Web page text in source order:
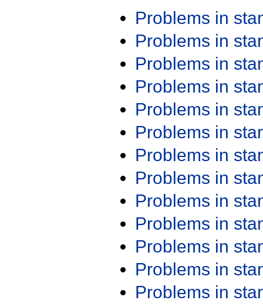
Problems in
Problems in
Problems in
Problems in
Problems in
Problems in
Problems in
Problems in
Problems in
Problems in
Problems in
Problems in
Problems in